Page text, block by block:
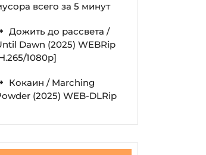
всего за 5 минут
Дожить до рассвета /
Dawn (2025) WEBRip
1080p]
Кокаин / Marching
(2025) WEB-DLRip